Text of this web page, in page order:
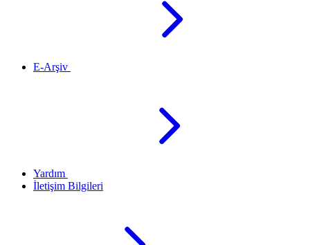
E-Arşiv
Yardım
İletişim Bilgileri